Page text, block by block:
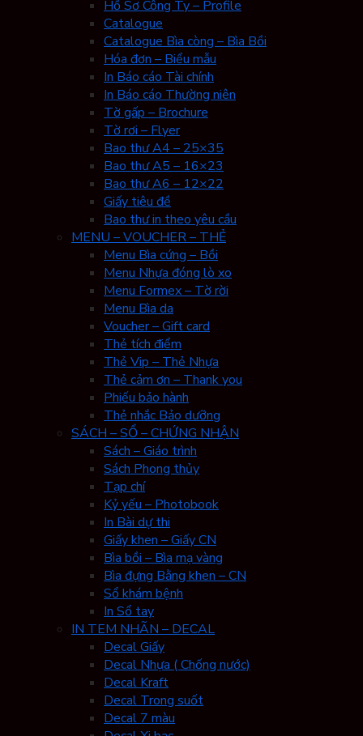
Hồ Sơ Công Ty – Profile
Catalogue
Catalogue Bìa còng – Bìa Bồi
Hóa đơn – Biểu mẫu
In Báo cáo Tài chính
In Báo cáo Thường niên
Tờ gấp – Brochure
Tờ rơi – Flyer
Bao thư A4 – 25×35
Bao thư A5 – 16×23
Bao thư A6 – 12×22
Giấy tiêu đề
Bao thư in theo yêu cầu
MENU – VOUCHER – THẺ
Menu Bìa cứng – Bồi
Menu Nhựa đóng lò xo
Menu Formex – Tờ rời
Menu Bìa da
Voucher – Gift card
Thẻ tích điểm
Thẻ Vip – Thẻ Nhựa
Thẻ cảm ơn – Thank you
Phiếu bảo hành
Thẻ nhắc Bảo dưỡng
SÁCH – SỔ – CHỨNG NHẬN
Sách – Giáo trình
Sách Phong thủy
Tạp chí
Kỷ yếu – Photobook
In Bài dự thi
Giấy khen – Giấy CN
Bìa bồi – Bìa mạ vàng
Bìa đựng Bằng khen – CN
Sổ khám bệnh
In Sổ tay
IN TEM NHÃN – DECAL
Decal Giấy
Decal Nhựa ( Chống nước)
Decal Kraft
Decal Trong suốt
Decal 7 màu